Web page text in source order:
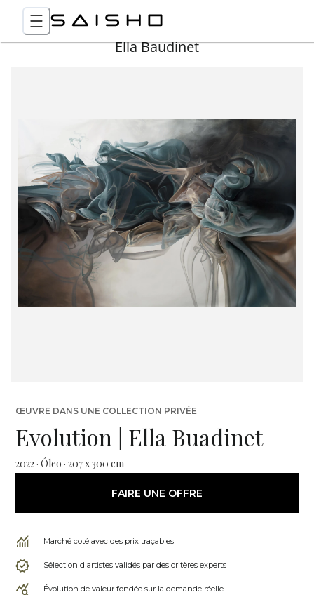
Ella Baudinet
ŒUVRE DANS UNE COLLECTION PRIVÉE
Evolution | Ella Buadinet
2022 · Óleo · 207 x 300 cm
FAIRE UNE OFFRE
Marché coté avec des prix traçables
Sélection d'artistes validés par des critères experts
Évolution de valeur fondée sur la demande réelle